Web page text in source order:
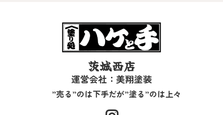
茨城西店
運営会社：美翔塗装
”売る”のは下手だが”塗る”のは上々